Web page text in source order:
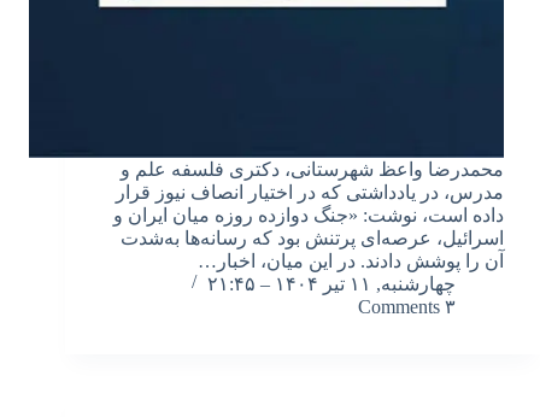
محمدرضا واعظ شهرستانی، دکتری فلسفه علم و
مدرس، در یادداشتی که در اختیار انصاف نیوز قرار
داده است، نوشت: «جنگ دوازده روزه میان ایران و
اسرائیل، عرصه‌ای پرتنش بود که رسانه‌ها به‌شدت
آن را پوشش دادند. در این میان، اخبار…
چهارشنبه, ۱۱ تیر ۱۴۰۴ – ۲۱:۴۵
۳ Comments